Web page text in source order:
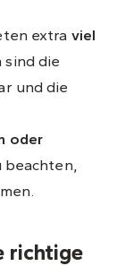
extra viel
sind die
und die
oder
beachten,
richtige